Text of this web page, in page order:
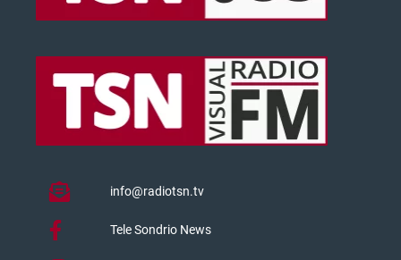
info@radiotsn.tv
Tele Sondrio News